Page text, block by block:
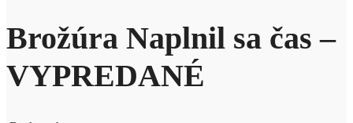
Redukcia učiva v čase výnimočných situácií
Vyhláška o
Brožúra Naplnil sa čas –
VYPREDANÉ